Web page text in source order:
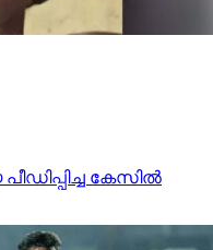
കേസില്‍